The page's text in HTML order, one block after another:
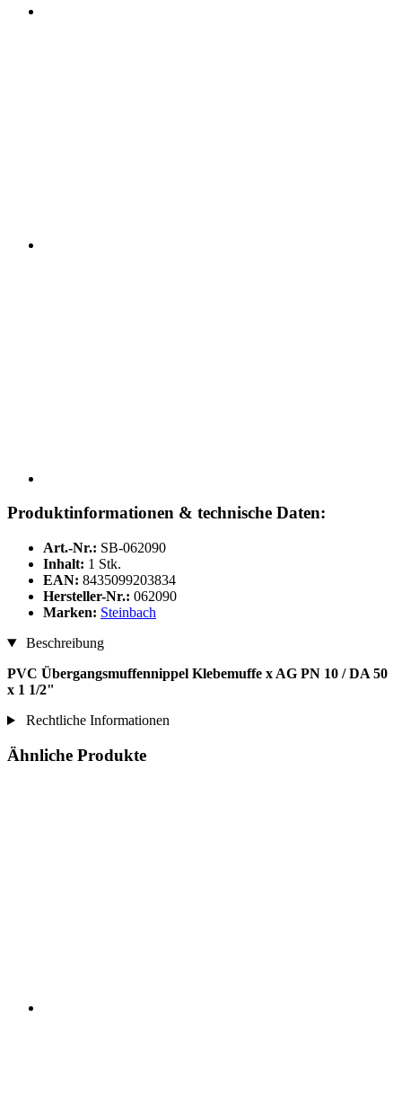
Produktinformationen & technische Daten:
Art.-Nr.: SB-062090
Inhalt: 1 Stk.
EAN: 8435099203834
Hersteller-Nr.: 062090
Marken: Steinbach
Beschreibung
PVC Übergangsmuffennippel Klebemuffe x AG PN 10 / DA 50
x 1 1/2"
Rechtliche Informationen
Ähnliche Produkte